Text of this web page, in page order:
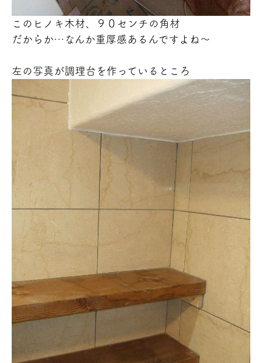
このヒノキ木材、９０センチの角材
だからか…なんか重厚感あるんですよね～
左の写真が調理台を作っているところ